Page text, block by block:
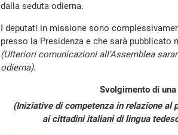
dalla seduta odierna.
I deputati in missione sono
presso la Presidenza e che sarà pubblicato
(Ulteriori comunicazioni all'Assemblea
odierna).
Svolgimento di
(Iniziative di competenza in relazione al
ai cittadini italiani di lingua